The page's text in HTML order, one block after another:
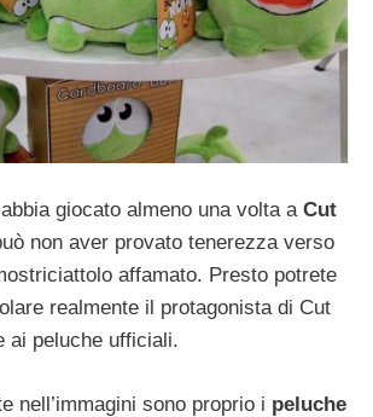
giocato almeno una volta aCut
non aver provato tenerezza verso
affamato. Presto potrete
realmente il protagonista di Cut
ai peluche ufficiali.
nell’immagini sono proprio i peluche